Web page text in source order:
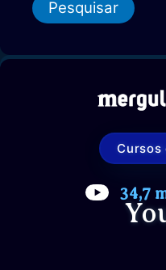
e
q
i
Cursos
34,7